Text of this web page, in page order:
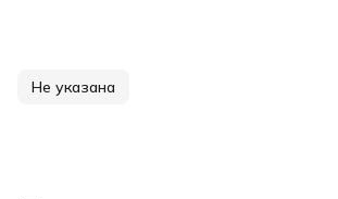
Не указана